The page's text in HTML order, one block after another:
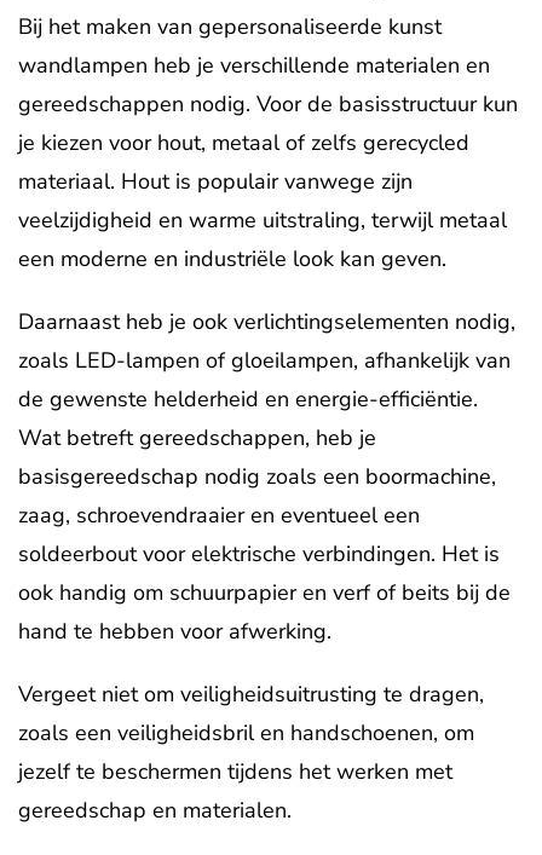
Bij het maken van gepersonaliseerde kunst
wandlampen heb je verschillende materialen en
gereedschappen nodig. Voor de basisstructuur kun
je kiezen voor hout, metaal of zelfs gerecycled
materiaal. Hout is populair vanwege zijn
veelzijdigheid en warme uitstraling, terwijl metaal
een moderne en industriële look kan geven.
Daarnaast heb je ook verlichtingselementen nodig,
zoals LED-lampen of gloeilampen, afhankelijk van
de gewenste helderheid en energie-efficiëntie.
Wat betreft gereedschappen, heb je
basisgereedschap nodig zoals een boormachine,
zaag, schroevendraaier en eventueel een
soldeerbout voor elektrische verbindingen. Het is
ook handig om schuurpapier en verf of beits bij de
hand te hebben voor afwerking.
Vergeet niet om veiligheidsuitrusting te dragen,
zoals een veiligheidsbril en handschoenen, om
jezelf te beschermen tijdens het werken met
gereedschap en materialen.